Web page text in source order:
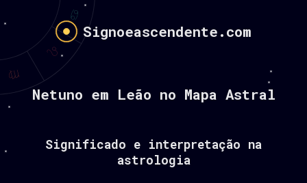
Signoeascendente.com
Netuno em Leão no Mapa Astral
Significado e interpretação na
astrologia